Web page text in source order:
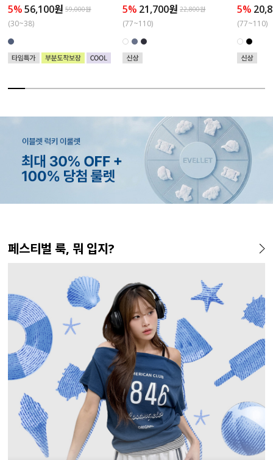
5% 56,100원 59,000원
(30~38)
5% 21,700원 22,800원
(77~110)
5%
(77~110)
MADE
[EVELLET]커버핏 쿨메쉬 군
26,800원
(28~38)
10%29,800원 33,100원
(66~110)
32,800
(28~38)
MADE
[EVELLET]렌튜아 끈SET 레이
5%43,600원 45,800원
(66~110)
5%56,100원 59,000원
(30~38)
E.SELECT
16,800
(66~110)
MADE
[EVELLET]릴리브 길이별 쿨
19,800원
(28~42)
20%19,800원 24,750원
(66~110)
19,800
(66~110)
MADE
[EVELLET]로인느 래터링 래
37,800원
(66~110)
34,800원
(28~38)
19,800
(28~42)
페스티벌 룩, 뭐 입지?